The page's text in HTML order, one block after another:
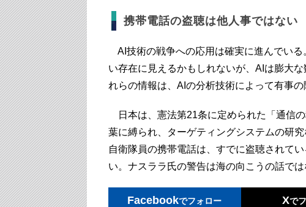
携帯電話の盗聴は他人事ではない
AI技術の戦争への応用は確実に進んでい
い存在に見えるかもしれないが、AIは膨大
れらの情報は、AIの分析技術によって有事の
日本は、憲法第21条に定められた「通信
葉に縛られ、ターゲティングシステムの研
自衛隊員の携帯電話は、すでに盗聴されて
い。ナスララ氏の警告は海の向こうの話では
Facebookでフォロー Xで